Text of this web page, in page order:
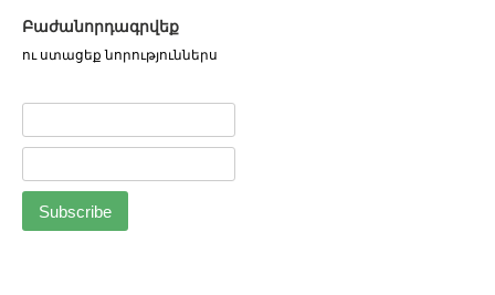
Բաժանորդագրվեք
ու ստացեք նորություններս